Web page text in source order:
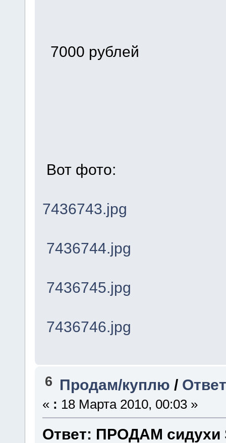
7000 рублей
Вот фото:
7436743.jpg
7436744.jpg
7436745.jpg
7436746.jpg
6 Продам/куплю /
« : 18 Марта 2010, 00:03 »
Ответ: ПРОДАМ сидухи